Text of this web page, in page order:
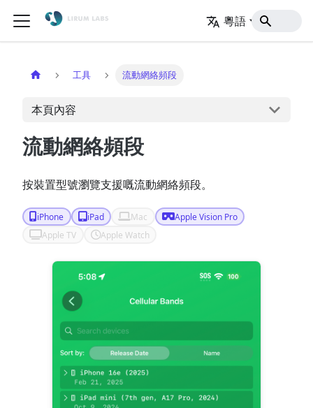
粵語 主頁
工具 流動網絡頻段
本頁內容
流動網絡頻段
按裝置型號瀏覽支援嘅流動網絡頻段。
iPhone iPad Mac
Apple Vision Pro
Apple TV
Apple Watch